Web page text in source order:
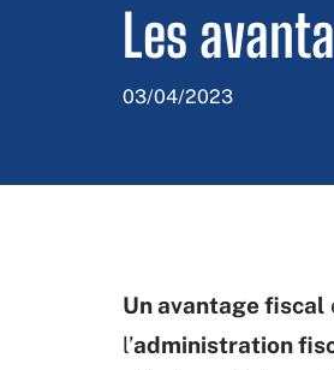
Les
03/04/2023
Un avantage fiscal
l’administration